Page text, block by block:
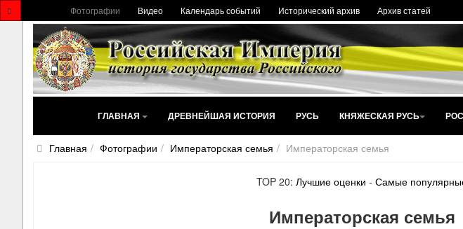
Фотографии Видео Календарь событий Исторический архив Архив статей
ГЛАВНАЯ ДРЕВНЕЙШАЯ ИСТОРИЯ РУСЬ КНЯЖЕСКАЯ РУСЬ
Главная Фотографии Императорская семья Императорская семья
TOP 20:Лучшие оценки -Самые
Императорская семья